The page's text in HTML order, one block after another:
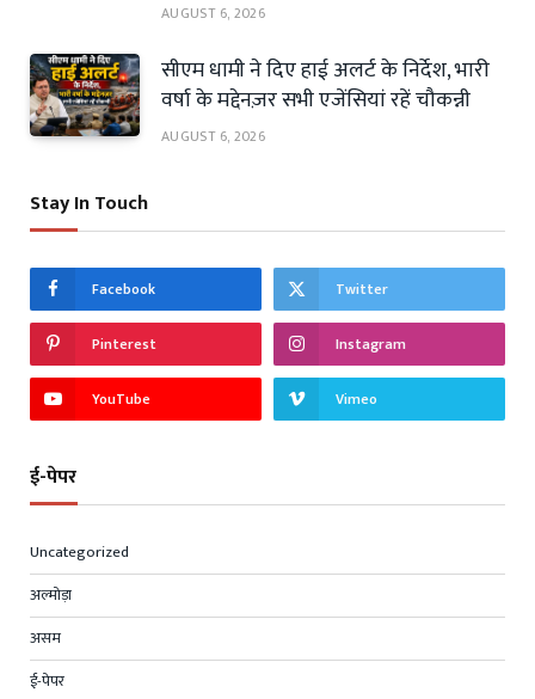
AUGUST 6, 2026
सीएम धामी ने दिए हाई अलर्ट के निर्देश, भारी
वर्षा के मद्देनज़र सभी एजेंसियां रहें चौकन्नी
AUGUST 6, 2026
Stay In Touch
Facebook Twitter
Pinterest Instagram
YouTube Vimeo
ई-पेपर
Uncategorized
अल्मोड़ा
असम
ई-पेपर